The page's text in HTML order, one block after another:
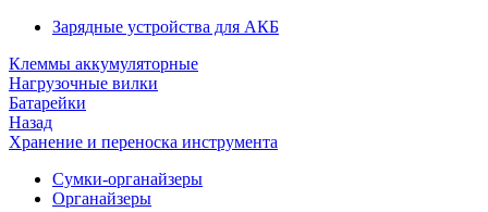
Зарядные устройства для АКБ
Клеммы аккумуляторные
Нагрузочные вилки
Батарейки
Назад
Хранение и переноска инструмента
Сумки-органайзеры
Органайзеры